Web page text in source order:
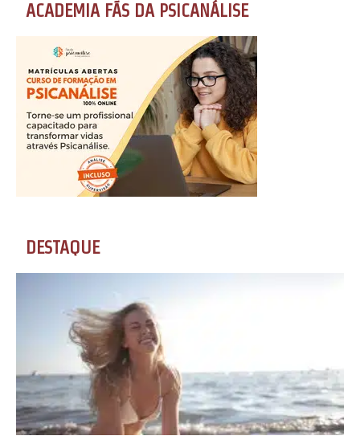
ACADEMIA FÃS DA PSICANÁLISE
DESTAQUE